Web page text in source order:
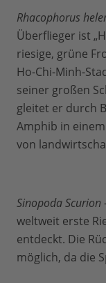
Rhacophorus
Überflieger ist
riesige, grüne
Ho-Chi-Minh-
seiner großen
gleitet er durch
Amphib in
von
Sinopoda Scurion
weltweit erste
entdeckt. Die
möglich, da die